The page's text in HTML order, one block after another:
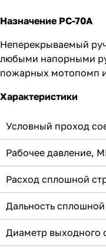
Назначение РС-70А
Неперекрываемый
любыми напорными
пожарных мотопомп
Характеристики
Условный проход
Рабочее давление,
Расход сплошной
Дальность
Диаметр выходного